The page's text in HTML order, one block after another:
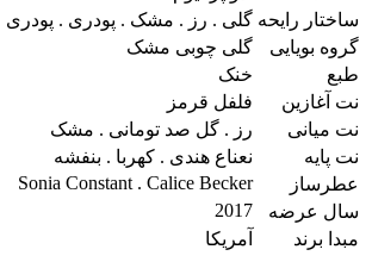
ساختار رایحه گلی . رز . مشک . پودری . پودری
گروه بویایی
گلی چوبی مشک
طبع
خنک
نت آغازین
فلفل قرمز
نت میانی
رز . گل صد تومانی . مشک
نت پایه
نعناع هندی . کهربا . بنفشه
عطرساز
Sonia Constant . Calice Becker
سال عرضه
2017
مبدا برند
آمریکا